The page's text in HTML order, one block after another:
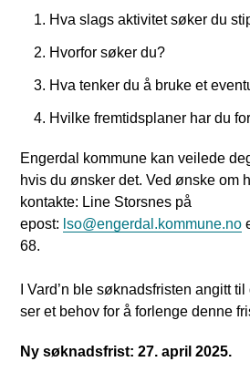
Hva slags aktivitet søker du
Hvorfor søker du?
Hva tenker du å bruke et
Hvilke fremtidsplaner har du
Engerdal kommune kan veilede
hvis du ønsker det. Ved ønske om
kontakte: Line Storsnes på
epost: lso@engerdal.kommune.no
68.
I Vard’n ble søknadsfristen angitt
ser et behov for å forlenge denne
Ny søknadsfrist: 27. april 2025.